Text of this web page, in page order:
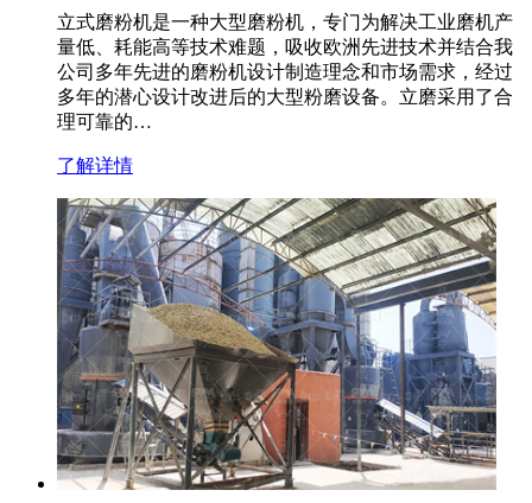
立式磨粉机是一种大型磨粉机，专门为解决工业磨机产
量低、耗能高等技术难题，吸收欧洲先进技术并结合我
公司多年先进的磨粉机设计制造理念和市场需求，经过
多年的潜心设计改进后的大型粉磨设备。立磨采用了合
理可靠的…
了解详情